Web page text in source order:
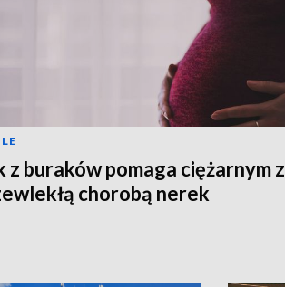
z buraków pomaga ciężarnym z
chorobą nerek